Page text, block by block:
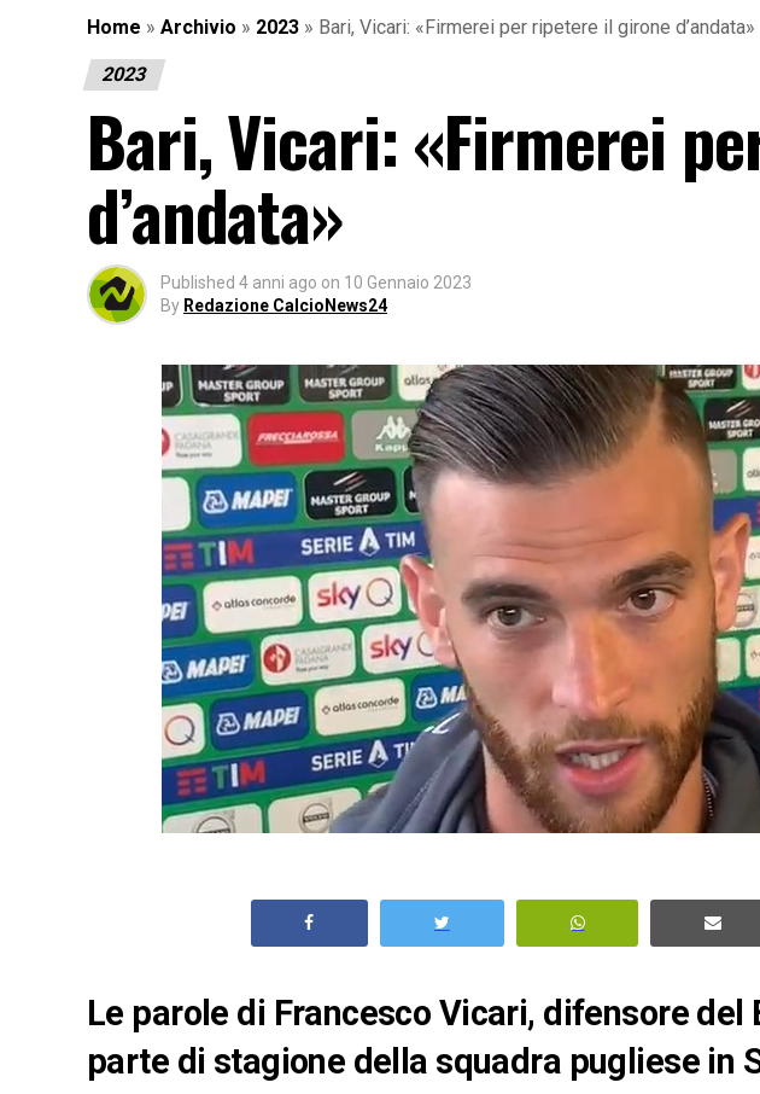
Home » Archivio » 2023 » Bari, Vicari: «Firmerei per ripetere il girone d’andata»
2023
Bari, Vicari: «Firmerei
d’andata»
Published 4 anni ago on 10 Gennaio 2023
By Redazione CalcioNews24
Le parole di Francesco Vicari, difensore del
parte di stagione della squadra pugliese in